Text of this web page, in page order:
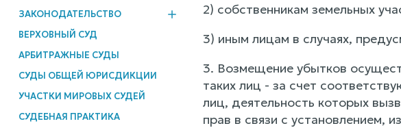
ЗАКОНОДАТЕЛЬСТВО
ВЕРХОВНЫЙ СУД
АРБИТРАЖНЫЕ СУДЫ
СУДЫ ОБЩЕЙ ЮРИСДИКЦИИ
УЧАСТКИ МИРОВЫХ СУДЕЙ
СУДЕБНАЯ ПРАКТИКА
2) собственникам земельных
3) иным лицам в случаях,
3. Возмещение убытков
таких лиц - за счет
лиц, деятельность которых
прав в связи с установлением,